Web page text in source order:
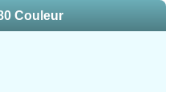
Couleur